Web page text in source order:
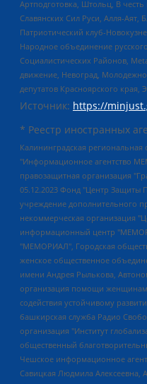
Артподготовка, Штольц, В
Славянских Сил Руси, Алля-Аят,
Патриотический клуб-
Народное объединение
Социалистических Районов,
движение, Невоград,
депутатов Красноярского
Источник: https://
* Реестр иностранных
Калининградская региональная общественная организация "Экозащита!-Женсовет", Фонд содействия защите прав и свобод граждан "Общественный вердикт", Фонд "Институт Развития Свободы Информации", Частное учреждение "Информационное агентство МЕМО. РУ", Региональная общественная организация "Общественная комиссия по сохранению наследия академика Сахарова", Фонд поддержки свободы прессы, Санкт-Петербургская общественная правозащитная организация "Гражданский контроль", Межрегиональная общественная организация "Информационно-просветительский центр "Мемориал", Региональный Фонд "Центр Защиты Прав Средств Массовой Информации", с 05.12.2023 Фонд "Центр Защиты Прав Средств массовой информации", Региональная общественная благотворительная организация помощи беженцам и мигрантам "Гражданское содействие", Негосударственное образовательное учреждение дополнительного профессионального образования (повышение квалификации) специалистов "АКАДЕМИЯ ПО ПРАВАМ ЧЕЛОВЕКА", Свердловская региональная общественная организация "Сутяжник", Автономная некоммерческая организация "Центр независимых социологических исследований", Союз общественных объединений "Российский исследовательский центр по правам человека", Региональное общественное учреждение научно-информационный центр "МЕМОРИАЛ", Некоммерческая организация "Фонд защиты гласности", Автономная некоммерческая